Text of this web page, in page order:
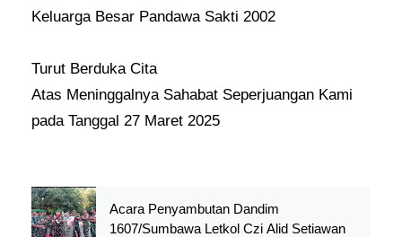
Keluarga Besar Pandawa Sakti 2002
Turut Berduka Cita
Atas Meninggalnya Sahabat Seperjuangan Kami
pada Tanggal 27 Maret 2025
Acara Penyambutan Dandim
1607/Sumbawa Letkol Czi Alid Setiawan